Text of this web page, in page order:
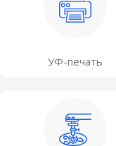
УФ-печать